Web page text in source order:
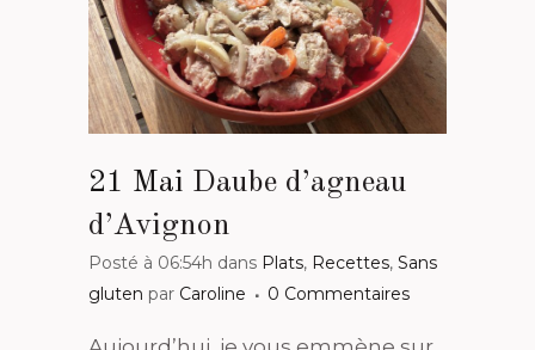
21 Mai Daube d’agneau
d’Avignon
Posté à 06:54h dans Plats, Recettes, Sans
gluten par Caroline 0 Commentaires